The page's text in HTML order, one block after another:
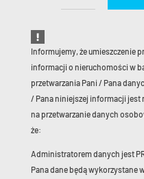
Informujemy, że umieszczenie
informacji o nieruchomości w
przetwarzania Pani / Pana
/ Pana niniejszej informacji jest
na przetwarzanie danych
że:
Administratorem danych jest
Pana dane będą wykorzystane